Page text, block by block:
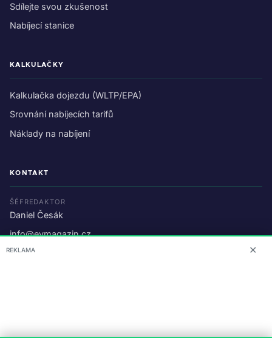
Sdílejte svou zkušenost
Nabíjecí stanice
KALKULAČKY
Kalkulačka dojezdu (WLTP/EPA)
Srovnání nabíjecích tarifů
Náklady na nabíjení
KONTAKT
ŠÉFREDAKTOR
Daniel Česák
info@evmagazin.cz
O nás
REKLAMA ✕